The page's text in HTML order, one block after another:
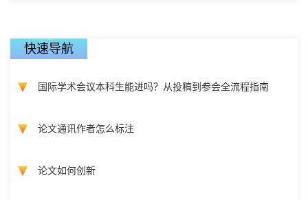
快速导航
国际学术会议本科生能进吗？从投稿到参会全流程指南
论文通讯作者怎么标注
论文如何创新